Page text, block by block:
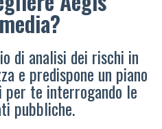
di analisi dei rischi in
e predispone un piano
per te interrogando le
pubbliche.